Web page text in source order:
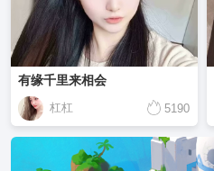
有缘千里来相会
杠杠 5190